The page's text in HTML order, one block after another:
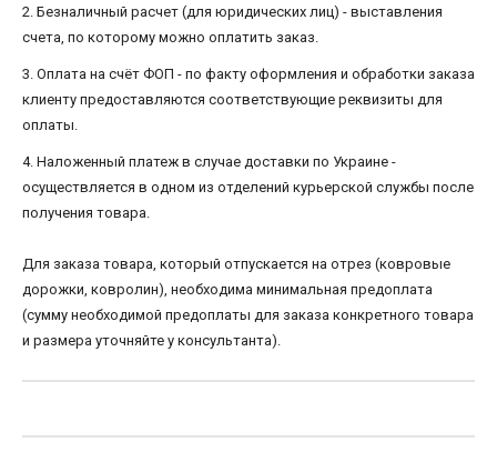
2. Безналичный расчет (для юридических лиц) - выставления
счета, по которому можно оплатить заказ.
3. Оплата на счёт ФОП - по факту оформления и обработки заказа
клиенту предоставляются соответствующие реквизиты для
оплаты.
4. Наложенный платеж в случае доставки по Украине -
осуществляется в одном из отделений курьерской службы после
получения товара.
Для заказа товара, который отпускается на отрез (ковровые
дорожки, ковролин), необходима минимальная предоплата
(сумму необходимой предоплаты для заказа конкретного товара
и размера уточняйте у консультанта).